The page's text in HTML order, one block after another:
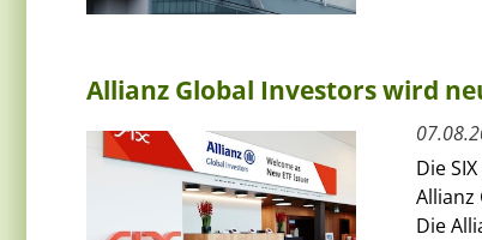
Allianz Global Investors wird
Die
Allianz
Die